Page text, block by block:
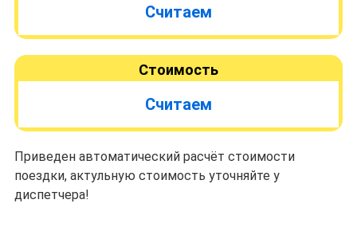
Считаем
Стоимость
Считаем
Приведен автоматический расчёт стоимости
поездки, актульную стоимость уточняйте у
диспетчера!